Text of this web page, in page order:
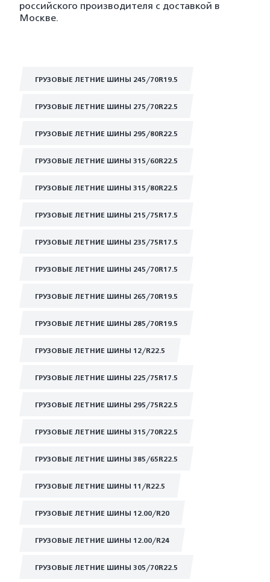
российского производителя с доставкой в
Москве.
ГРУЗОВЫЕ ЛЕТНИЕ ШИНЫ 245/70R19.5
ГРУЗОВЫЕ ЛЕТНИЕ ШИНЫ 275/70R22.5
ГРУЗОВЫЕ ЛЕТНИЕ ШИНЫ 295/80R22.5
ГРУЗОВЫЕ ЛЕТНИЕ ШИНЫ 315/60R22.5
ГРУЗОВЫЕ ЛЕТНИЕ ШИНЫ 315/80R22.5
ГРУЗОВЫЕ ЛЕТНИЕ ШИНЫ 215/75R17.5
ГРУЗОВЫЕ ЛЕТНИЕ ШИНЫ 235/75R17.5
ГРУЗОВЫЕ ЛЕТНИЕ ШИНЫ 245/70R17.5
ГРУЗОВЫЕ ЛЕТНИЕ ШИНЫ 265/70R19.5
ГРУЗОВЫЕ ЛЕТНИЕ ШИНЫ 285/70R19.5
ГРУЗОВЫЕ ЛЕТНИЕ ШИНЫ 12/R22.5
ГРУЗОВЫЕ ЛЕТНИЕ ШИНЫ 225/75R17.5
ГРУЗОВЫЕ ЛЕТНИЕ ШИНЫ 295/75R22.5
ГРУЗОВЫЕ ЛЕТНИЕ ШИНЫ 315/70R22.5
ГРУЗОВЫЕ ЛЕТНИЕ ШИНЫ 385/65R22.5
ГРУЗОВЫЕ ЛЕТНИЕ ШИНЫ 11/R22.5
ГРУЗОВЫЕ ЛЕТНИЕ ШИНЫ 12.00/R20
ГРУЗОВЫЕ ЛЕТНИЕ ШИНЫ 12.00/R24
ГРУЗОВЫЕ ЛЕТНИЕ ШИНЫ 305/70R22.5